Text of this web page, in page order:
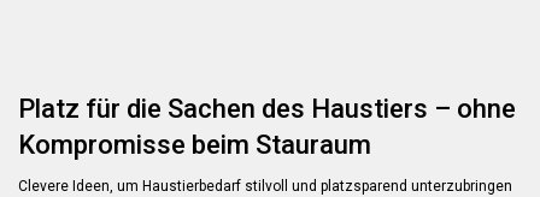
Platz für die Sachen des Haustiers – ohne
Kompromisse beim Stauraum
Clevere Ideen, um Haustierbedarf stilvoll und platzsparend unterzubringen